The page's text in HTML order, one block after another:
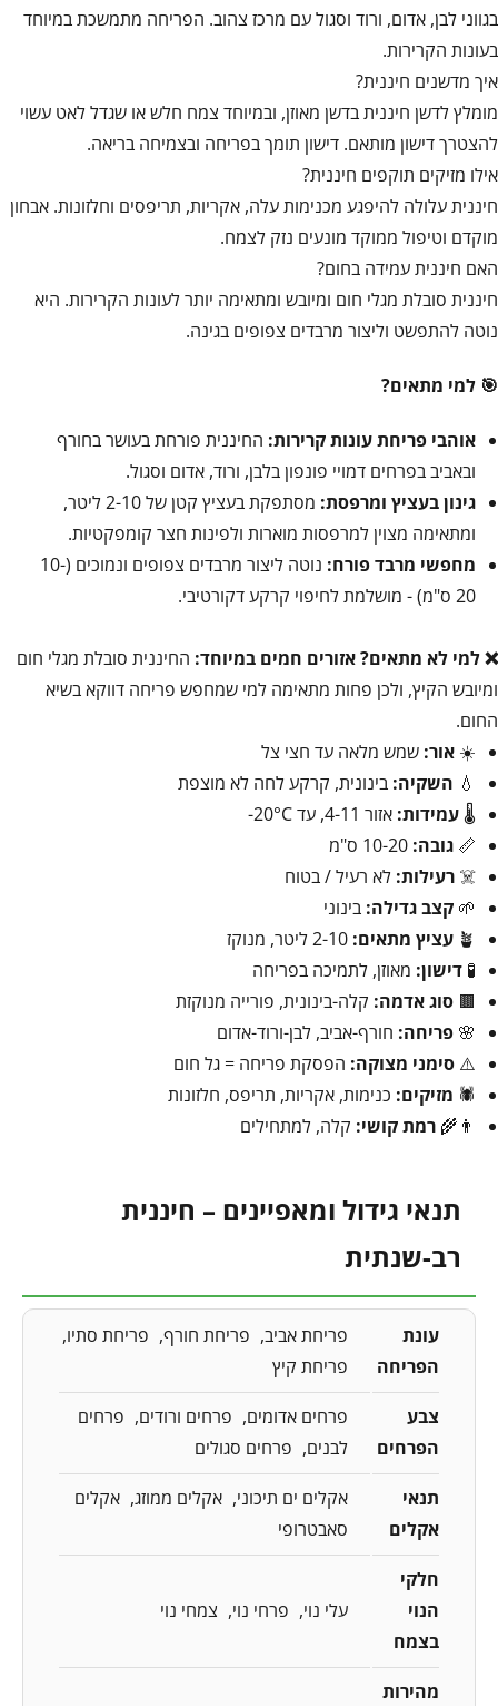
בגווני לבן, אדום, ורוד וסגול עם מרכז צהוב. הפריחה מתמשכת במיוחד
בעונות הקרירות.
איך מדשנים חיננית?
מומלץ לדשן חיננית בדשן מאוזן, ובמיוחד צמח חלש או שגדל לאט עשוי
להצטרך דישון מותאם. דישון תומך בפריחה ובצמיחה בריאה.
אילו מזיקים תוקפים חיננית?
חיננית עלולה להיפגע מכנימות עלה, אקריות, תריפסים וחלזונות. אבחון
מוקדם וטיפול ממוקד מונעים נזק לצמח.
האם חיננית עמידה בחום?
חיננית סובלת מגלי חום ומיובש ומתאימה יותר לעונות הקרירות. היא
נוטה להתפשט וליצור מרבדים צפופים בגינה.
🎯 למי מתאים?
אוהבי פריחת עונות קרירות: החיננית פורחת בעושר בחורף
ובאביב בפרחים דמויי פונפון בלבן, ורוד, אדום וסגול.
גינון בעציץ ומרפסת:
מסתפקת בעציץ קטן של 2-10 ליטר,
ומתאימה מצוין למרפסות מוארות ולפינות חצר קומפקטיות.
מחפשי מרבד פורח:
נוטה ליצור מרבדים צפופים ונמוכים (10-
20 ס"מ) - מושלמת לחיפוי קרקע דקורטיבי.
❌ למי לא מתאים?אזורים חמים במיוחד: החיננית סובלת מגלי חום
ומיובש הקיץ, ולכן פחות מתאימה למי שמחפש פריחה דווקא בשיא
החום.
☀️ אור: שמש מלאה עד חצי צל
💧 השקיה: בינונית, קרקע לחה לא מוצפת
🌡️עמידות: אזור 4-11, עד 20°C-
📏 גובה: 10-20 ס"מ
☠️ רעילות: לא רעיל / בטוח
🌱 קצב גדילה: בינוני
🪴 עציץ מתאים: 2-10 ליטר, מנוקז
🧪 דישון: מאוזן, לתמיכה בפריחה
🟫 סוג אדמה: קלה-בינונית, פורייה מנוקזת
🌸 פריחה: חורף-אביב, לבן-ורוד-אדום
⚠️ סימני מצוקה: הפסקת פריחה = גל חום
🕷️ מזיקים: כנימות, אקריות, תריפס, חלזונות
👨‍🌾 רמת קושי: קלה, למתחילים
תנאי גידול ומאפיינים – חיננית
רב-שנתית
עונת
הפריחה
פריחת אביב פריחת חורף
פריחת סתיו
פריחת קיץ
צבע
הפרחים
פרחים אדומים פרחים ורודים
פרחים
לבנים
פרחים סגולים
תנאי
אקלים
אקלים ים תיכוני אקלים ממוזג אקלים
סאבטרופי
חלקי
הנוי
בצמח
עלי נוי פרחי נוי צמחי נוי
מהירות